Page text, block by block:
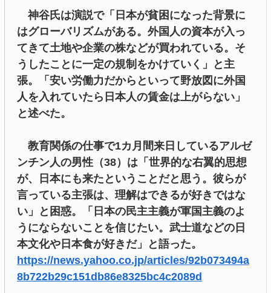
神谷氏は演説で「日本が貧困になった背景に
はグローバリズムがある。外国人の資本が入っ
てきて土地や企業の株などが買われている。そ
うしたことに一定の規制をかけていく」と主
張。「安い労働力だからといって野放図に外国
人を入れていたら日本人の賃金は上がらない」
と述べた。
教育関係の仕事で1カ月間来日しているアルゼ
ンチン人の男性（38）は「世界的な右翼的思想
が、日本にも来たということだと思う。彼らが
言っている主張は、理解はできるが好きではな
い」と困惑。「日本の民主主義が軍国主義のよ
うにならないことを信じたい。武士道などの日
本文化や日本食が好きだ」と語った。
https://news.yahoo.co.jp/articles/92b073494a
8b722b29c151db86e8325bc4c2089d